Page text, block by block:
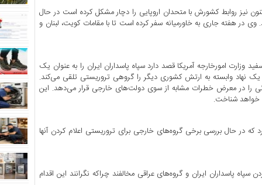
نیز روابط کشورش با متحدان اروپایی را دچار مشکل کرده است در حال
در هفته جاری به خاورمیانه سفر کرده است تا با مقامات کویت، لبنان و
وزارت امورخارجه آمریکا قصد دارد سپاه پاسداران ایران را به عنوان یک
یک نهاد وابسته به ارتش کشوری دیگر را گروهی تروریستی تلقی می‌کند.
را در معرض خطرات مشابه از سوی دولت‌های خارجی قرار می‌دهد. این
خواهد شناخت.
که در حال بررسی برخی گروه‌های خارجی برای تروریستی اعلام کردن آنها
پاسداران ایران و گروه‌های عراقی مخالفند چراکه نگرانند این اقدام